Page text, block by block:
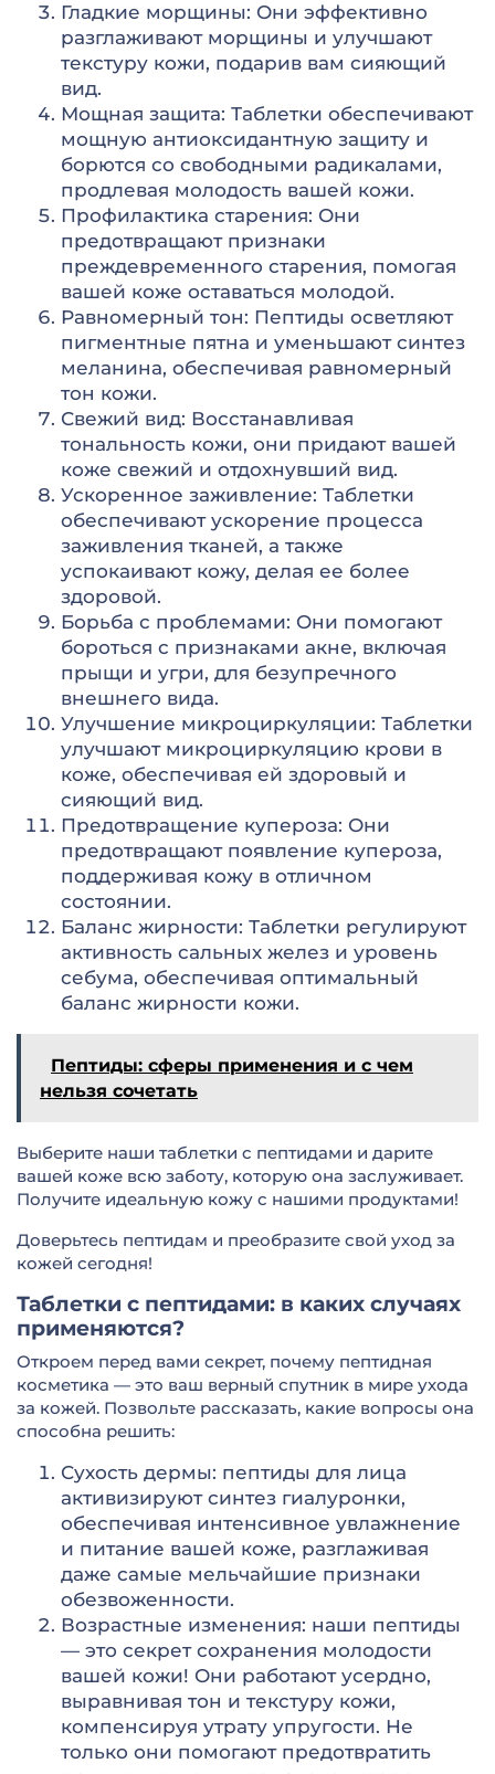
Гладкие морщины: Они эффективно
разглаживают морщины и улучшают
текстуру кожи, подарив вам сияющий
вид.
Мощная защита: Таблетки обеспечивают
мощную антиоксидантную защиту и
борются со свободными радикалами,
продлевая молодость вашей кожи.
Профилактика старения: Они
предотвращают признаки
преждевременного старения, помогая
вашей коже оставаться молодой.
Равномерный тон: Пептиды осветляют
пигментные пятна и уменьшают синтез
меланина, обеспечивая равномерный
тон кожи.
Свежий вид: Восстанавливая
тональность кожи, они придают вашей
коже свежий и отдохнувший вид.
Ускоренное заживление: Таблетки
обеспечивают ускорение процесса
заживления тканей, а также
успокаивают кожу, делая ее более
здоровой.
Борьба с проблемами: Они помогают
бороться с признаками акне, включая
прыщи и угри, для безупречного
внешнего вида.
Улучшение микроциркуляции: Таблетки
улучшают микроциркуляцию крови в
коже, обеспечивая ей здоровый и
сияющий вид.
Предотвращение купероза: Они
предотвращают появление купероза,
поддерживая кожу в отличном
состоянии.
Баланс жирности: Таблетки регулируют
активность сальных желез и уровень
себума, обеспечивая оптимальный
баланс жирности кожи.
Пептиды: сферы применения и с чем
нельзя сочетать
Выберите наши таблетки с пептидами и дарите
вашей коже всю заботу, которую она заслуживает.
Получите идеальную кожу с нашими продуктами!
Доверьтесь пептидам и преобразите свой уход за
кожей сегодня!
Таблетки с пептидами: в каких случаях
применяются?
Откроем перед вами секрет, почему пептидная
косметика — это ваш верный спутник в мире ухода
за кожей. Позвольте рассказать, какие вопросы она
способна решить:
Сухость дермы: пептиды для лица
активизируют синтез гиалуронки,
обеспечивая интенсивное увлажнение
и питание вашей коже, разглаживая
даже самые мельчайшие признаки
обезвоженности.
Возрастные изменения: наши пептиды
— это секрет сохранения молодости
вашей кожи! Они работают усердно,
выравнивая тон и текстуру кожи,
компенсируя утрату упругости. Не
только они помогают предотвратить